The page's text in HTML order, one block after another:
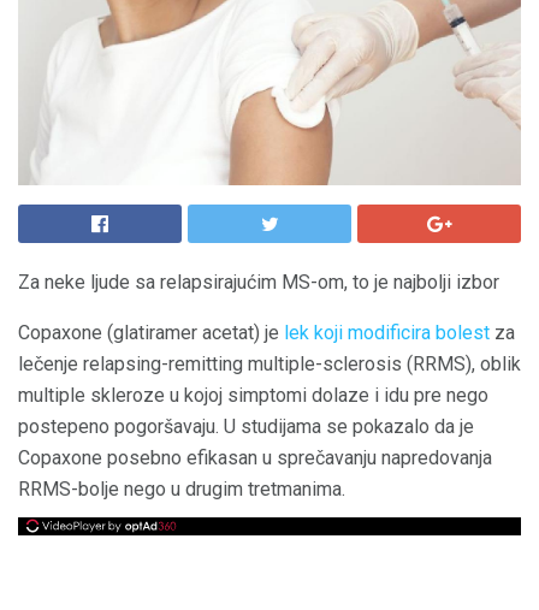
Za neke ljude sa relapsirajućim MS-om, to je najbolji izbor
Copaxone (glatiramer acetat) je lek koji modificira bolest za
lečenje relapsing-remitting multiple-sclerosis (RRMS), oblik
multiple skleroze u kojoj simptomi dolaze i idu pre nego
postepeno pogoršavaju. U studijama se pokazalo da je
Copaxone posebno efikasan u sprečavanju napredovanja
RRMS-bolje nego u drugim tretmanima.